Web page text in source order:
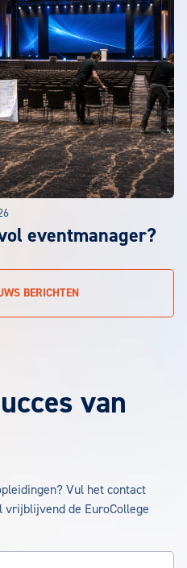
eventmanager?
BERICHTEN
van
Vul het contact
de EuroCollege